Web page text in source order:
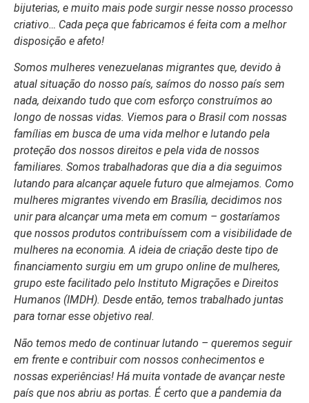
bijuterias, e muito mais pode surgir nesse nosso processo
criativo… Cada peça que fabricamos é feita com a melhor
disposição e afeto!
Somos mulheres venezuelanas migrantes que, devido à
atual situação do nosso país, saímos do nosso país sem
nada, deixando tudo que com esforço construímos ao
longo de nossas vidas. Viemos para o Brasil com nossas
famílias em busca de uma vida melhor e lutando pela
proteção dos nossos direitos e pela vida de nossos
familiares. Somos trabalhadoras que dia a dia seguimos
lutando para alcançar aquele futuro que almejamos. Como
mulheres migrantes vivendo em Brasília, decidimos nos
unir para alcançar uma meta em comum – gostaríamos
que nossos produtos contribuíssem com a visibilidade de
mulheres na economia. A ideia de criação deste tipo de
financiamento surgiu em um grupo online de mulheres,
grupo este facilitado pelo Instituto Migrações e Direitos
Humanos (IMDH). Desde então, temos trabalhado juntas
para tornar esse objetivo real.
Não temos medo de continuar lutando – queremos seguir
em frente e contribuir com nossos conhecimentos e
nossas experiências! Há muita vontade de avançar neste
país que nos abriu as portas. É certo que a pandemia da